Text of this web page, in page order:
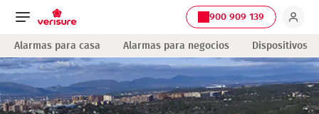
Navegación
principal
Alarmas para casa Alarmas para negocios Dispositivos
900 909 139